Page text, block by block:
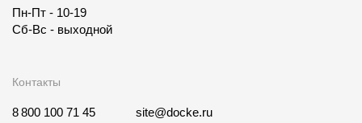
Пн-Пт - 10-19
Сб-Вс - выходной
Контакты
8 800 100 71 45 site@docke.ru